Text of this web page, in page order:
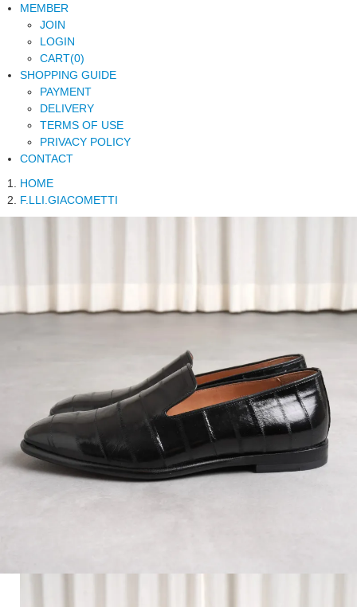
MEMBER
JOIN
LOGIN
CART(0)
SHOPPING GUIDE
PAYMENT
DELIVERY
TERMS OF USE
PRIVACY POLICY
CONTACT
HOME
F.LLI.GIACOMETTI